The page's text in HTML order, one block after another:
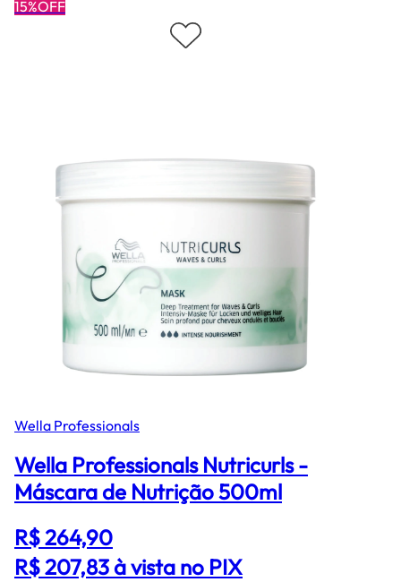
15%OFF
Wella Professionals
Wella Professionals Nutricurls -
Máscara de Nutrição 500ml
R$ 264,90
R$ 207,83à vista no PIX